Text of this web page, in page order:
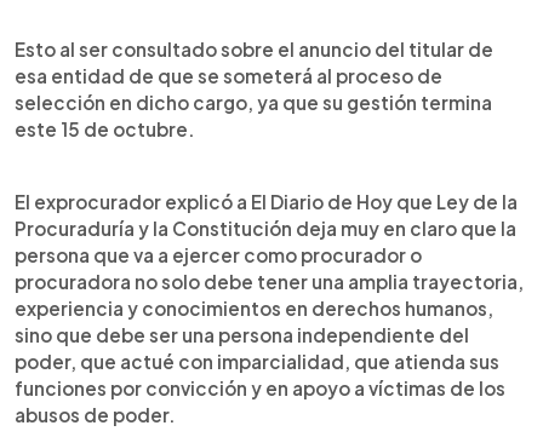
Esto al ser consultado sobre el anuncio del titular de
esa entidad de que se someterá al proceso de
selección en dicho cargo, ya que su gestión termina
este 15 de octubre.
El exprocurador explicó a El Diario de Hoy que Ley de la
Procuraduría y la Constitución deja muy en claro que la
persona que va a ejercer como procurador o
procuradora no solo debe tener una amplia trayectoria,
experiencia y conocimientos en derechos humanos,
sino que debe ser una persona independiente del
poder, que actué con imparcialidad, que atienda sus
funciones por convicción y en apoyo a víctimas de los
abusos de poder.